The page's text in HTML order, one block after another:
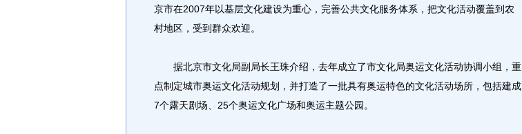
京市在2007年以基层文化建设为重心，完善公共文化服务体系，把文化活动覆盖到农
村地区，受到群众欢迎。
据北京市文化局副局长王珠介绍，去年成立了市文化局奥运文化活动协调小组，重
点制定城市奥运文化活动规划，并打造了一批具有奥运特色的文化活动场所，包括建成
7个露天剧场、25个奥运文化广场和奥运主题公园。